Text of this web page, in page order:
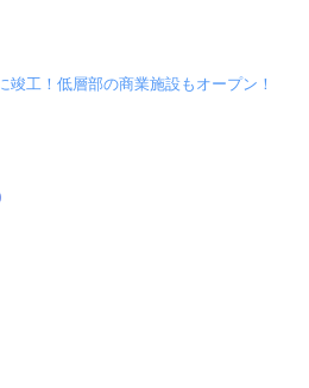
竣工！低層部の商業施設もオープン！